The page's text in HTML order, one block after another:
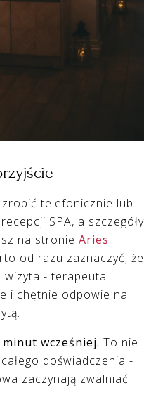
telefonicznie lub
SPA, a szczegóły
na stronie Aries
od razu zaznaczyć, że
- terapeuta
i chętnie odpowie na
wcześniej. To nie
doświadczenia -
zaczynają zwalniać